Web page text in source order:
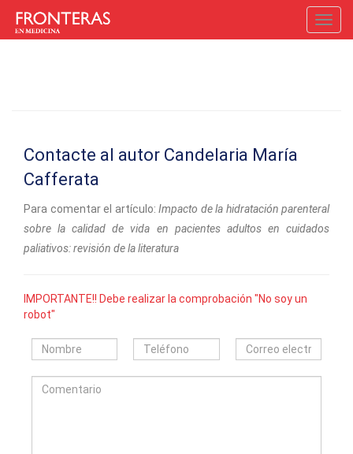
Contacte al autor Candelaria María
Cafferata
Para comentar el artículo: Impacto de la hidratación parenteral
sobre la calidad de vida en pacientes adultos en cuidados
paliativos: revisión de la literatura
IMPORTANTE!! Debe realizar la comprobación "No soy un
robot"